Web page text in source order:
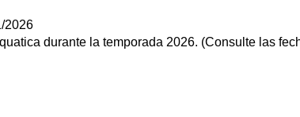
2026
durante la temporada 2026. (Consulte las